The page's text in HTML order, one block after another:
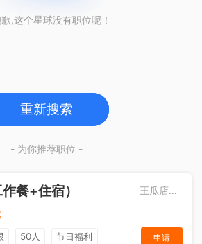
,这个星球没有职位呢！
重新搜索
- 为你推荐职位 -
餐+住宿） 王瓜店街道
50人
节日福利
申请